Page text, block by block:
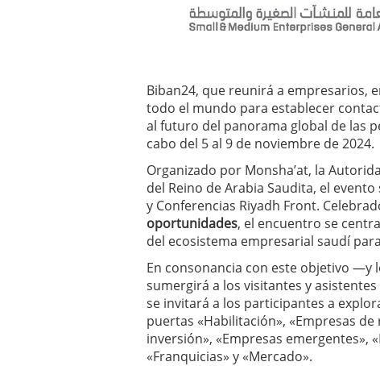
Biban24, que reunirá a empresarios,
todo el mundo para establecer
al futuro del panorama global de las
cabo del 5 al 9 de noviembre de 2024.
Organizado por Monsha’at, la
del Reino de Arabia Saudita, el
y Conferencias Riyadh Front.
oportunidades, el encuentro se
del ecosistema empresarial saudí
En consonancia con este objetivo —y
sumergirá a los visitantes y
se invitará a los participantes a
puertas «Habilitación», «Empresas
inversión», «Empresas emergentes»,
«Franquicias» y «Mercado».